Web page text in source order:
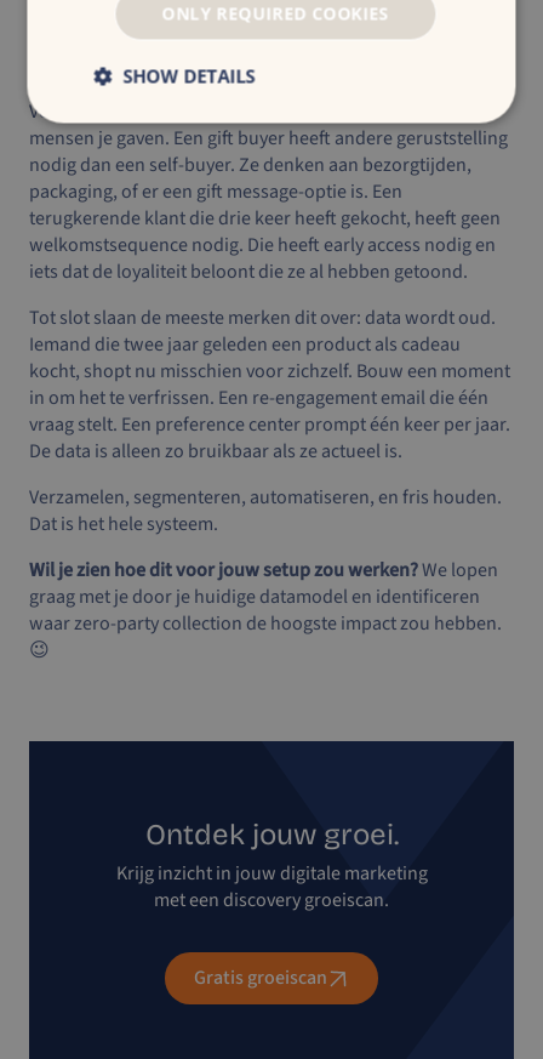
even groot is, is de relevantie compleet anders. Iemand die
zei alleen over nieuwe producten te willen horen, krijgt de
promotionele emails niet.
Vervolgens bouw vanuit daar je flows rond de context die
mensen je gaven. Een gift buyer heeft andere geruststelling
nodig dan een self-buyer. Ze denken aan bezorgtijden,
packaging, of er een gift message-optie is. Een
terugkerende klant die drie keer heeft gekocht, heeft geen
welkomstsequence nodig. Die heeft early access nodig en
iets dat de loyaliteit beloont die ze al hebben getoond.
Tot slot slaan de meeste merken dit over: data wordt oud.
Iemand die twee jaar geleden een product als cadeau
kocht, shopt nu misschien voor zichzelf. Bouw een moment
in om het te verfrissen. Een re-engagement email die één
vraag stelt. Een preference center prompt één keer per jaar.
De data is alleen zo bruikbaar als ze actueel is.
Verzamelen, segmenteren, automatiseren, en fris houden.
Dat is het hele systeem.
Wil je zien hoe dit voor jouw setup zou werken?We lopen
graag met je door je huidige datamodel en identificeren
waar zero-party collection de hoogste impact zou hebben.
😉
Ontdek jouw groei.
Krijg inzicht in jouw digitale marketing
met een discovery groeiscan.
Gratis groeiscan
ONLY REQUIRED COOKIES
SHOW DETAILS